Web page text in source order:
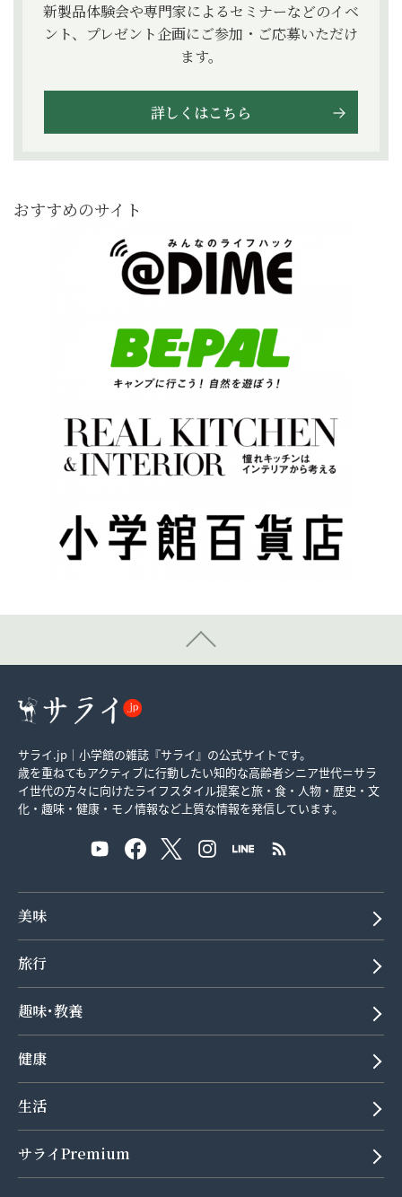
新製品体験会や専門家によるセミナーなどのイベ
ント、プレゼント企画にご参加・ご応募いただけ
ます。
詳しくはこちら
おすすめのサイト
サライ.jp｜小学館の雑誌『サライ』の公式サイトです。
歳を重ねてもアクティブに行動したい知的な高齢者シニア世代＝サラ
イ世代の方々に向けたライフスタイル提案と旅・食・人物・歴史・文
化・趣味・健康・モノ情報など上質な情報を発信しています。
美味
旅行
趣味･教養
健康
生活
サライPremium